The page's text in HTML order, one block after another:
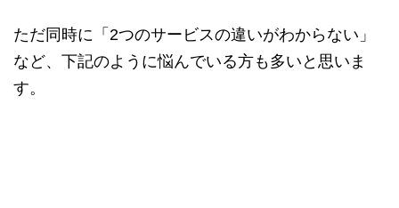
ただ同時に「2つのサービスの違いがわからない」
など、下記のように悩んでいる方も多いと思いま
す。